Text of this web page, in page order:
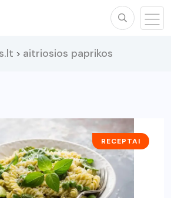
> aitriosios paprikos
RECEPTAI